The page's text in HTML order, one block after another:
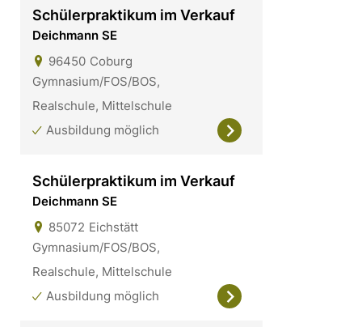
Schülerpraktikum im Verkauf
Deichmann SE
96450 Coburg
Gymnasium/FOS/BOS,
Realschule, Mittelschule
Ausbildung möglich
Schülerpraktikum im Verkauf
Deichmann SE
85072 Eichstätt
Gymnasium/FOS/BOS,
Realschule, Mittelschule
Ausbildung möglich